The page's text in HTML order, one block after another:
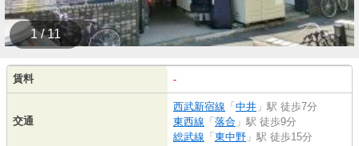
1 / 11
賃料 -
交通
西武新宿線 「 中井 」駅 徒歩7分
東西線 「 落合 」駅 徒歩9分
総武線 「 東中野 」駅 徒歩15分